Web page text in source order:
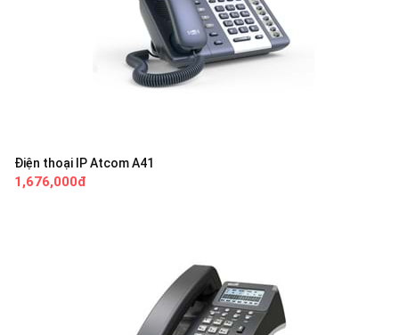
Điện thoại IP Atcom A41
1,676,000đ